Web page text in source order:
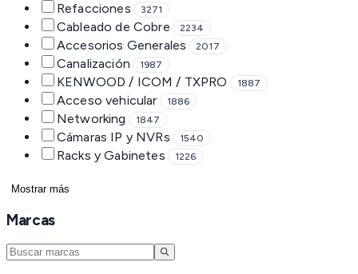
Refacciones 3271
Cableado de Cobre 2234
Accesorios Generales 2017
Canalización 1987
KENWOOD / ICOM / TXPRO 1887
Acceso vehicular 1886
Networking 1847
Cámaras IP y NVRs 1540
Racks y Gabinetes 1226
Mostrar más
Marcas